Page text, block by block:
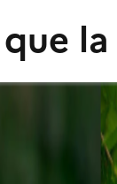
la